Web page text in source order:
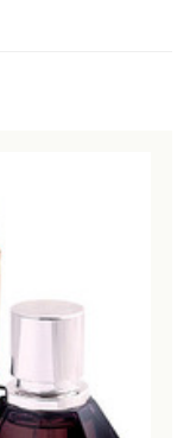
gauk 3 eurų
29 eurų!